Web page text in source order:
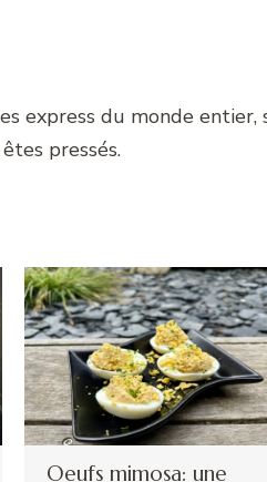
express du monde entier,
pressés.
Oeufs mimosa: une